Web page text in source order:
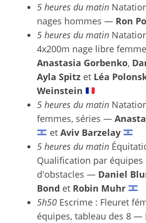
5 heures du matin
nages hommes — Ron
5 heures du matin
4x200m nage libre
Anastasia Gorbenko,
Ayla Spitz et Léa
Weinstein
5 heures du matin
femmes, séries —
etAviv Barzelay
5 heures du matin
Qualification par équipes
d'obstacles — Daniel
Bond et Robin Muhr
5h50 Escrime : Fleuret
équipes, tableau des 8 —